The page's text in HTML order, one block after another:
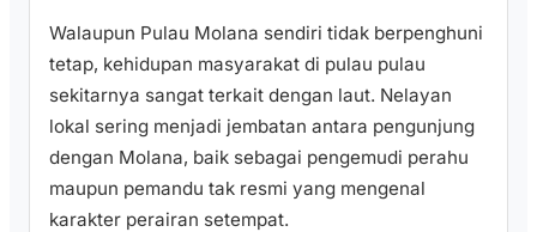
Walaupun Pulau Molana sendiri tidak berpenghuni
tetap, kehidupan masyarakat di pulau pulau
sekitarnya sangat terkait dengan laut. Nelayan
lokal sering menjadi jembatan antara pengunjung
dengan Molana, baik sebagai pengemudi perahu
maupun pemandu tak resmi yang mengenal
karakter perairan setempat.